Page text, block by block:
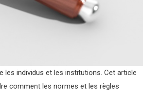
les individus et les institutions. Cet article
comment les normes et les règles